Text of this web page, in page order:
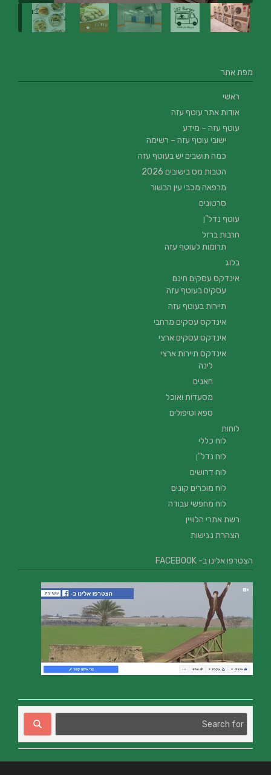
מפת אתר
ראשי
אודות אתר עוטף עזה
עוטף עזה – מידע
ישובי עוטף עזה – רשימה
כמה תושבים יש בעוטף עזה
הטבות מס בישובים 2026
מרפאה מכבי עין הבשור
סרטונים
עוטף נדל”ן
חרבות ברזל
תרומות לעוטף עזה
בלוג
אינדקס עסקים חינם
עסקים בעוטף עזה
תיירות בעוטף עזה
אינדקס עסקים מרחבי
אינדקס עסקים ארצי
אינדקס תיירות ארצי
לינה
חאנים
מסעדות ואוכל
ספא וטיפולים
לוחות
לוח כללי
לוח נדל"ן
לוח דרושים
לוח מוכרים קונים
לוח מחפשי עבודה
רשת אתרי הלוויין
הצהרת נגישות
הצטרפו אלינו ב- FACEBOOK